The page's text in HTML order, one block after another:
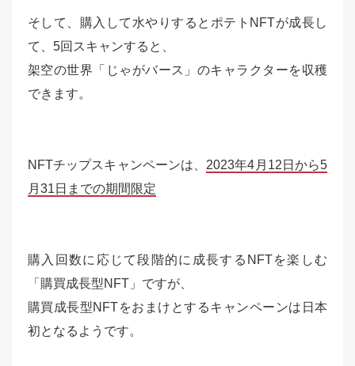
そして、購入して水やりするとポテトNFTが成長し
て、5回スキャンすると、
架空の世界「じゃがバース」のキャラクターを収穫
できます。
NFTチップスキャンペーンは、 2023年4月12日から5
月31日までの期間限定
購入回数に応じて段階的に成長するNFTを楽しむ
「購買成長型NFT」ですが、
購買成長型NFTをおまけとするキャンペーンは日本
初となるようです。